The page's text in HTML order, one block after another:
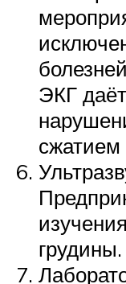
ЭКГ
сжатием
грудины.